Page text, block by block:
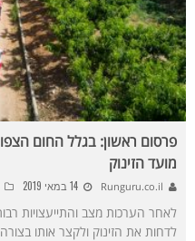
פרסום ראשון: בגלל החום
מועד הזינוק
Runguru.co.il 14 במאי 2019
לאחר הערכות מצב והתייעצויות
לדחות את הזינוק ולקצר אותו